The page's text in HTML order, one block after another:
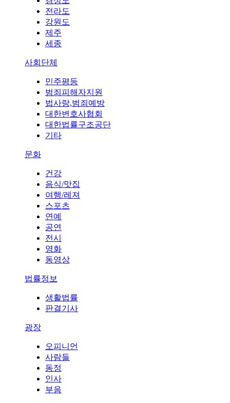
전라도
강원도
제주
세종
사회단체
민주평등
범죄피해자지원
법사랑,범죄예방
대한변호사협회
대한법률구조공단
기타
문화
건강
음식/맛집
여행/레져
스포츠
연예
공연
전시
영화
동영상
법률정보
생활법률
판결기사
광장
오피니언
사람들
동정
인사
부음